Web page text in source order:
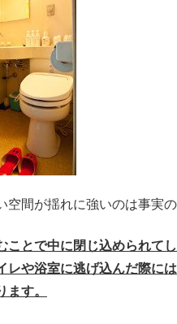
空間が揺れに強いのは事実の
ことで中に閉じ込められて
レや浴室に逃げ込んだ際に
ます。